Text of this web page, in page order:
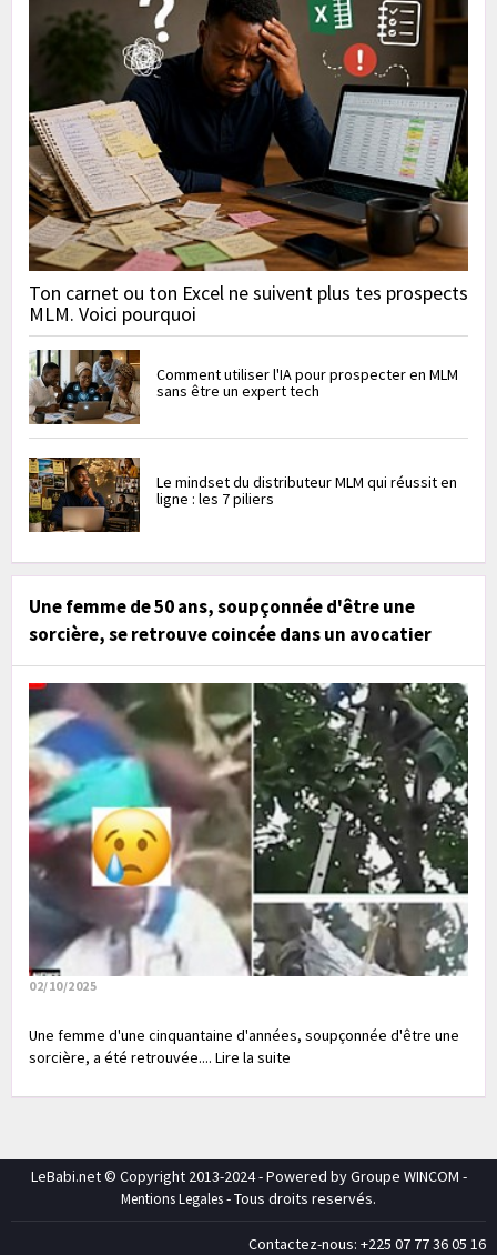
Ton carnet ou ton Excel ne suivent plus tes prospects
MLM. Voici pourquoi
Comment utiliser l'IA pour prospecter en MLM
sans être un expert tech
Le mindset du distributeur MLM qui réussit en
ligne : les 7 piliers
Une femme de 50 ans, soupçonnée d'être une
sorcière, se retrouve coincée dans un avocatier
02/10/2025
Une femme d'une cinquantaine d'années, soupçonnée d'être une
sorcière, a été retrouvée.... Lire la suite
LeBabi.net © Copyright 2013-2024 - Powered by Groupe WINCOM -
Mentions Legales- Tous droits reservés.
Contactez-nous: +225 07 77 36 05 16